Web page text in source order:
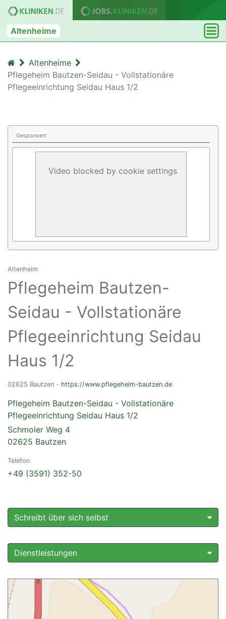
Altenheime
Altenheime
Pflegeheim Bautzen-Seidau - Vollstationäre
Pflegeeinrichtung Seidau Haus 1/2
Gesponsert
Video blocked by cookie settings
Altenheim
Pflegeheim Bautzen-
Seidau - Vollstationäre
Pflegeeinrichtung Seidau
Haus 1/2
02625 Bautzen - https://www.pflegeheim-bautzen.de
Pflegeheim Bautzen-Seidau - Vollstationäre
Pflegeeinrichtung Seidau Haus 1/2
Schmoler Weg 4
02625 Bautzen
Telefon
+49 (3591) 352-50
Schreibt über sich selbst
Dienstleistungen